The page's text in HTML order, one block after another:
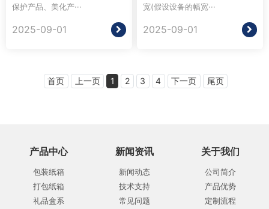
保护产品、美化产···
2025-09-01
宽(假设设备的幅宽···
2025-09-01
首页 上一页 1 2 3 4 下一页 尾页
产品中心
包装纸箱
打包纸箱
礼品盒系
新闻资讯
新闻动态
技术支持
常见问题
关于我们
公司简介
产品优势
定制流程